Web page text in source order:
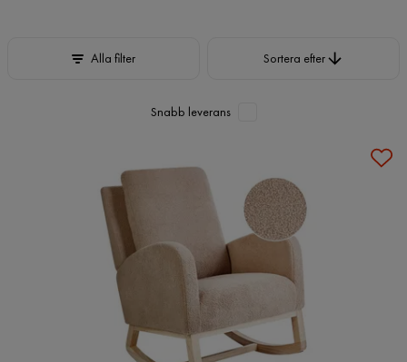
Alla filter Sortera efter
Snabb leverans